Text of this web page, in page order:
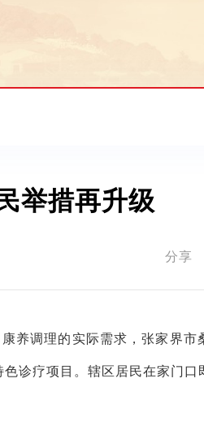
举措再升级
分享
养调理的实际需求，张家界市
诊疗项目。辖区居民在家门口